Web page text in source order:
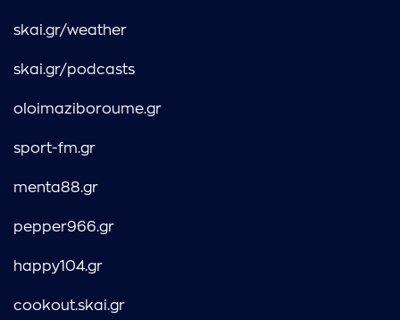
skai.gr/weather
skai.gr/podcasts
oloimaziboroume.gr
sport-fm.gr
menta88.gr
pepper966.gr
happy104.gr
cookout.skai.gr